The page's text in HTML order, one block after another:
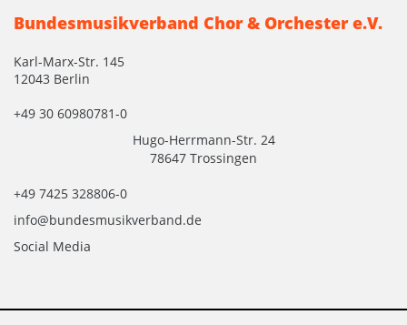
Bundesmusikverband Chor & Orchester e.V.
Karl-Marx-Str. 145
12043 Berlin
+49 30 60980781-0
Hugo-Herrmann-Str. 24
78647 Trossingen
+49 7425 328806-0
info@bundesmusikverband.de
Social Media